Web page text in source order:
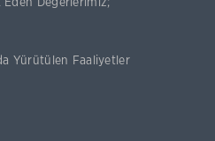
Yürütülen Faaliyetler